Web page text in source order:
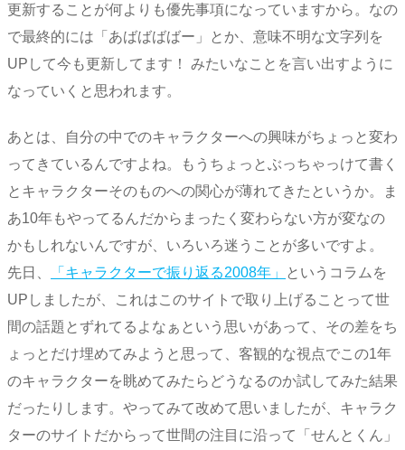
更新することが何よりも優先事項になっていますから。なの
で最終的には「あばばばばー」とか、意味不明な文字列を
UPして今も更新してます！ みたいなことを言い出すように
なっていくと思われます。
あとは、自分の中でのキャラクターへの興味がちょっと変わ
ってきているんですよね。もうちょっとぶっちゃっけて書く
とキャラクターそのものへの関心が薄れてきたというか。ま
あ10年もやってるんだからまったく変わらない方が変なの
かもしれないんですが、いろいろ迷うことが多いですよ。
先日、
「キャラクターで振り返る2008年」
というコラムを
UPしましたが、これはこのサイトで取り上げることって世
間の話題とずれてるよなぁという思いがあって、その差をち
ょっとだけ埋めてみようと思って、客観的な視点でこの1年
のキャラクターを眺めてみたらどうなるのか試してみた結果
だったりします。やってみて改めて思いましたが、キャラク
ターのサイトだからって世間の注目に沿って「せんとくん」